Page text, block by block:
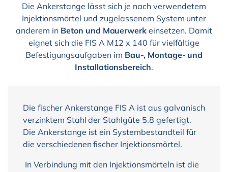
Die Ankerstange lässt sich je nach verwendetem
Injektionsmörtel und zugelassenem System unter
anderem in Beton und Mauerwerk einsetzen. Damit
eignet sich die FIS A M12 x 140 für vielfältige
Befestigungsaufgaben im Bau-, Montage- und
Installationsbereich.
Die fischer Ankerstange FIS A ist aus galvanisch
verzinktem Stahl der Stahlgüte 5.8 gefertigt.
Die Ankerstange ist ein Systembestandteil für
die verschiedenen fischer Injektionsmörtel.
In Verbindung mit den Injektionsmörteln ist die